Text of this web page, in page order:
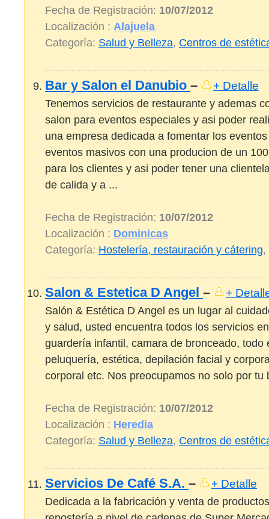
Fecha de Registración: 10/07/2012
Localización : Alajuela
Categoría: Salud y Belleza, Centros de
Bar y Salon el Danubio –
+ Detalle
Tenemos servicios de restaurante y ademas
salon para eventos especiales y asi poder
una empresa dedicada a fomentar los
eventos masivos con una producion de un
para los clientes y asi poder tener una
de calida y a ...
Fecha de Registración: 10/07/2012
Localización : Dominicas
Categoría: Hostelería, restauración y cátering,
Salon & Estetica D Angel –
+
Salón & Estética D Angel es un lugar al
y salud, usted encuentra todos los servicios
guardería infantil, camara de bronceado, todo
peluquería, estética, depilación facial y
corporal etc. Nos preocupamos no solo por tu
Fecha de Registración: 10/07/2012
Localización : Heredia
Categoría: Salud y Belleza, Centros de
Servicios De Café S.A. –
+ Detalle
Dedicada a la fabricación y venta de